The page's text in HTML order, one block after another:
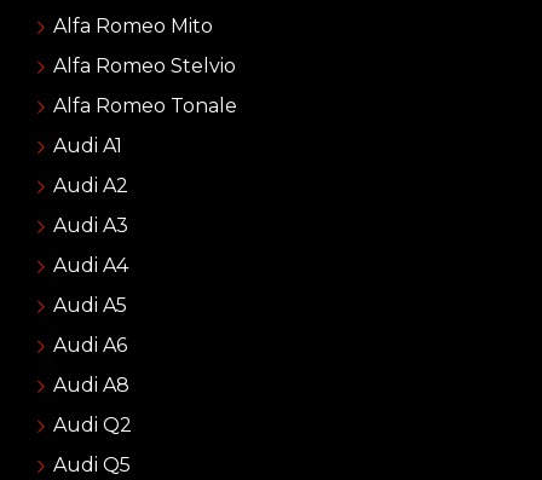
Alfa Romeo Mito
Alfa Romeo Stelvio
Alfa Romeo Tonale
Audi A1
Audi A2
Audi A3
Audi A4
Audi A5
Audi A6
Audi A8
Audi Q2
Audi Q5